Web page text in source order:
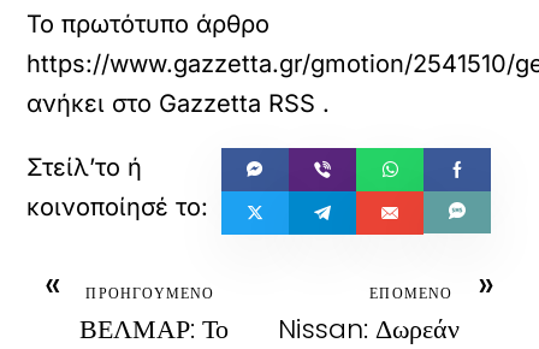
Το πρωτότυπο άρθρο
https://www.gazzetta.gr/gmotion/
ανήκει στο Gazzetta RSS .
« ΠΡΟΗΓΟΥΜΕΝΟ
ΒΕΛΜΑΡ: Το
»
ΕΠΟΜΕΝΟ
Nissan: Δωρεάν